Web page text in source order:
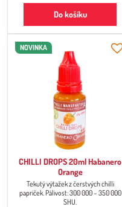
Do košíku
NOVINKA
CHILLI DROPS 20ml Habanero
Orange
Tekutý výtažek z čerstvých chilli
papriček. Pálivost: 300 000 – 350 000
SHU.